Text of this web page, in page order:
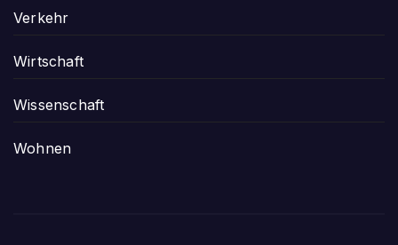
Verkehr
Wirtschaft
Wissenschaft
Wohnen